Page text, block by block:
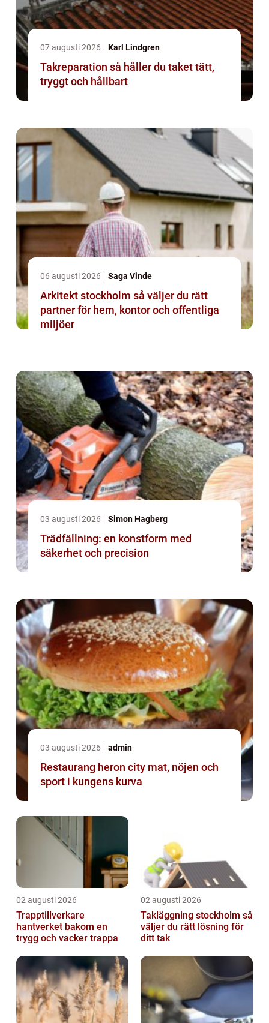
07 augusti 2026 Karl Lindgren
Takreparation så håller du taket tätt,
tryggt och hållbart
06 augusti 2026 Saga Vinde
Arkitekt stockholm så väljer du rätt
partner för hem, kontor och offentliga
miljöer
03 augusti 2026 Simon Hagberg
Trädfällning: en konstform med
säkerhet och precision
03 augusti 2026 admin
Restaurang heron city mat, nöjen och
sport i kungens kurva
02 augusti 2026
Trapptillverkare
hantverket bakom en
trygg och vacker trappa
02 augusti 2026
Takläggning stockholm så
väljer du rätt lösning för
ditt tak